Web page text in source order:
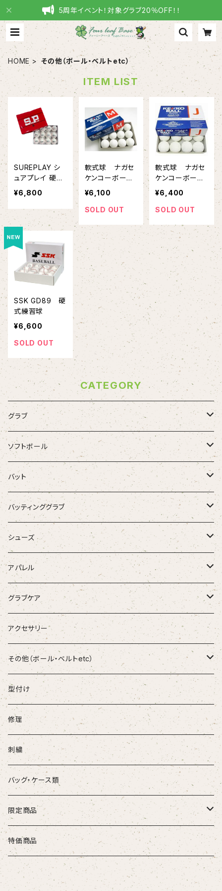
5周年イベント！対象グラブ20％OFF！！
HOME その他（ボール・ベルトetc）
ITEM LIST
SUREPLAY シ
ュアプレイ 硬式
練習球 1ダース
SPB-260D
¥6,800
軟式球 ナガセ
ケンコーボー
ル M号
¥6,100
SOLD OUT
軟式球 ナガセ
ケンコーボー
ル J号
¥6,400
SOLD OUT
SSK GD89 硬
式練習球
¥6,600
SOLD OUT
CATEGORY
グラブ
ZETT
Rawlings
SSK
Donaiya
Wilson
Ip Select
和牛JB
D-Quest
DEAD STOCK
Genuine
SUREPLAY
ソフトボール
グラブ
バット
バット
硬式木製バット
硬式金属バット
軟式木製バット
軟式金属バット
軟式FPR
少年木製バット
少年金属バット
バッティンググラブ
一般バッティンググラブ
学生用バッティンググラブ
少年用バッティンググラブ
シューズ
金具スパイク
ポイントスパイク
ランニングシューズ
アパレル
古着・USED
Tシャツ
ソックス
グラブケア
FORTUN EFIELD
和牛JB
アクセサリー
その他（ボール・ベルトetc）
ボール
ベルト
型付け
修理
刺繍
バッグ・ケース類
限定商品
大谷グッズ
MLBグッズ
特価商品